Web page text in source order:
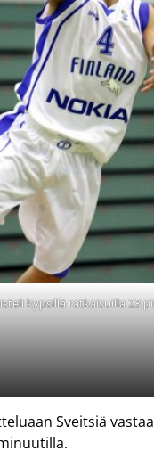
kypsillä ratkaisuilla 23
Sveitsiä